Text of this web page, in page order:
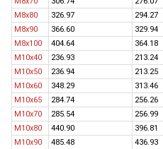
M8x80
326.97 294.27
M8x90
366.60 329.94
M8x100
404.64 364.18
M10x40
236.93 213.24
M10x50
236.94 213.25
M10x60
348.29 313.46
M10x65
284.74 256.26
M10x70
285.54 256.99
M10x80
440.90 396.81
M10x90
485.48 436.93